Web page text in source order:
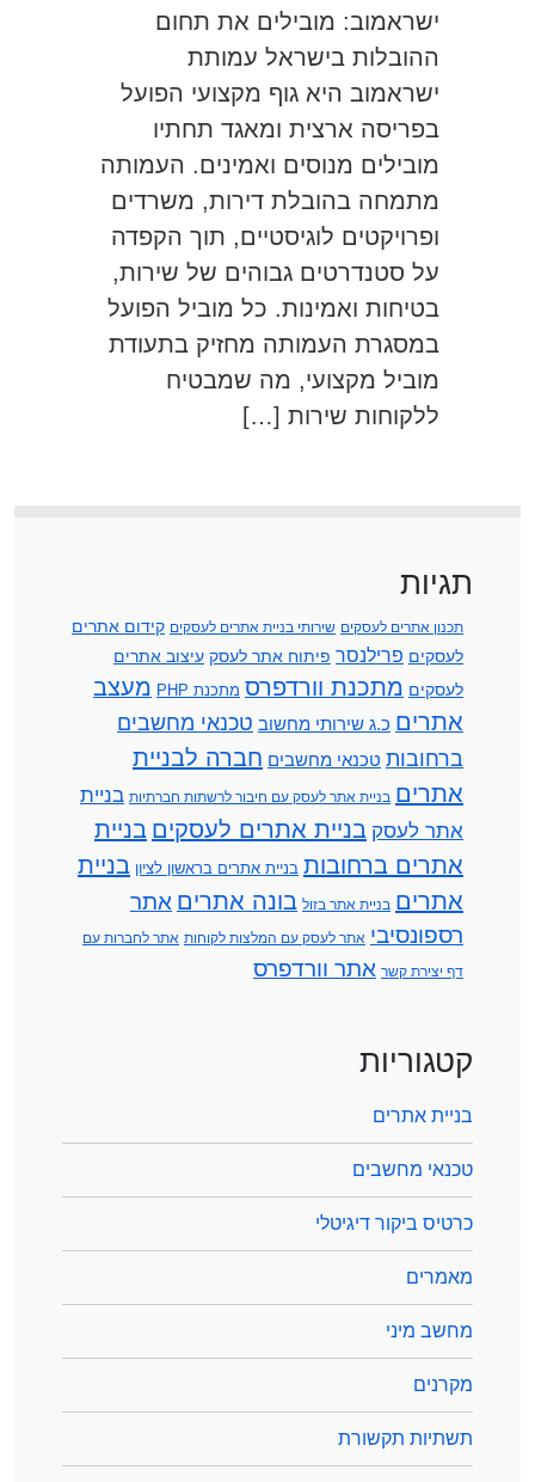
ישראמוב: מובילים את תחום
ההובלות בישראל עמותת
ישראמוב היא גוף מקצועי הפועל
בפריסה ארצית ומאגד תחתיו
מובילים מנוסים ואמינים. העמותה
מתמחה בהובלת דירות, משרדים
ופרויקטים לוגיסטיים, תוך הקפדה
על סטנדרטים גבוהים של שירות,
בטיחות ואמינות. כל מוביל הפועל
במסגרת העמותה מחזיק בתעודת
מוביל מקצועי, מה שמבטיח
ללקוחות שירות […]
תגיות
תכנון אתרים לעסקים שירותי בניית אתרים לעסקים קידום אתרים
לעסקים פרילנסר פיתוח אתר לעסק עיצוב אתרים
לעסקים מתכנת וורדפרס מתכנת PHP
מעצב
אתרים כ.ג שירותי מחשוב טכנאי מחשבים
ברחובות טכנאי מחשבים חברה לבניית
אתרים בניית אתר לעסק עם חיבור לרשתות חברתיות בניית
אתר לעסק בניית אתרים לעסקים בניית
אתרים ברחובות בניית אתרים בראשון לציון בניית
אתרים בניית אתר בזול בונה אתרים אתר
רספונסיבי אתר לעסק עם המלצות לקוחות אתר לחברות עם
דף יצירת קשר אתר וורדפרס
קטגוריות
בניית אתרים
טכנאי מחשבים
כרטיס ביקור דיגיטלי
מאמרים
מחשב מיני
מקרנים
תשתיות תקשורת